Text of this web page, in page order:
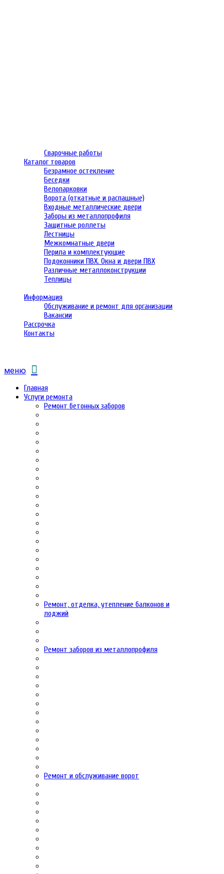
Сварочные работы
Каталог товаров
Безрамное остекление
Беседки
Велопарковки
Ворота (откатные и распашные)
Входные металлические двери
Заборы из металлопрофиля
Защитные роллеты
Лестницы
Межкомнатные двери
Перила и комплектующие
Подоконники ПВХ. Окна и двери ПВХ
Различные металлоконструкции
Теплицы
Информация
Обслуживание и ремонт для организации
Вакансии
Рассрочка
Контакты
меню
Главная
Услуги ремонта
Ремонт бетонных заборов
Ремонт, отделка, утепление балконов и
лоджий
Ремонт заборов из металлопрофиля
Ремонт и обслуживание ворот